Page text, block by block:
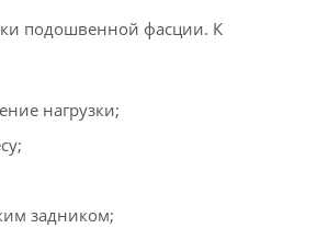
подошвенной фасции. К
нагрузки;
задником;